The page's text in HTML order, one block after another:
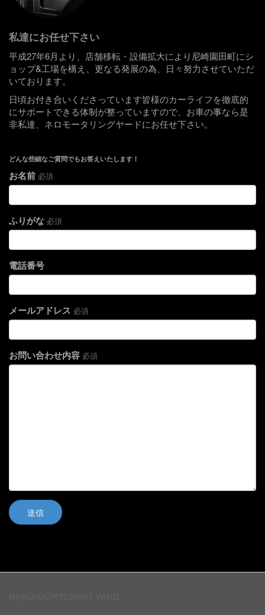
私達にお任せ下さい
平成27年6月より、店舗移転・設備拡大により尼崎園田町にシ
ョップ&工場を構え、更なる発展の為、日々努力させていただ
いております。
日頃お付き合いくださっています皆様のカーライフを徹底的
にサポートできる体制が整っていますので、お車の事なら是
非私達、ネロモータリングヤードにお任せ下さい。
どんな些細なご質問でもお答えいたします！
お名前 必須
ふりがな 必須
電話番号
メールアドレス 必須
お問い合わせ内容 必須
NERO MORTORING YARD